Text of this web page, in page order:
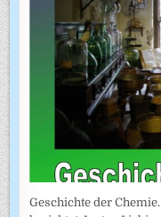
Geschichte der